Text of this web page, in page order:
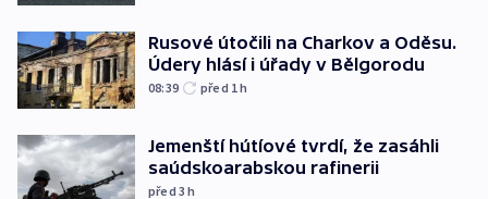
Rusové útočili na Charkov a Oděsu.
Údery hlásí i úřady v Bělgorodu
08:39 před 1h
Jemenští hútíové tvrdí, že zasáhli
saúdskoarabskou rafinerii
před 3h